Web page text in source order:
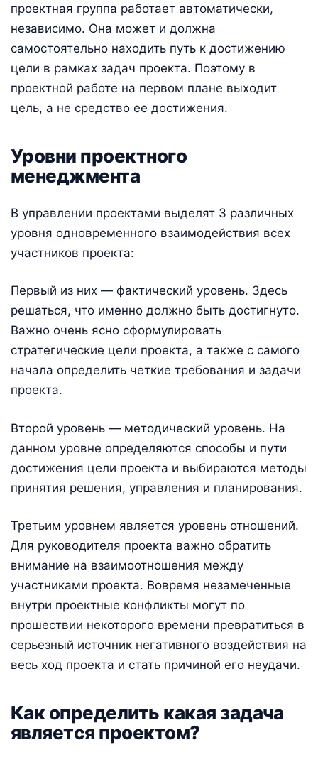
проектная группа работает автоматически,
независимо. Она может и должна
самостоятельно находить путь к достижению
цели в рамках задач проекта. Поэтому в
проектной работе на первом плане выходит
цель, а не средство ее достижения.
Уровни проектного
менеджмента
В управлении проектами выделят 3 различных
уровня одновременного взаимодействия всех
участников проекта:
Первый из них — фактический уровень. Здесь
решаться, что именно должно быть достигнуто.
Важно очень ясно сформулировать
стратегические цели проекта, а также с самого
начала определить четкие требования и задачи
проекта.
Второй уровень — методический уровень. На
данном уровне определяются способы и пути
достижения цели проекта и выбираются методы
принятия решения, управления и планирования.
Третьим уровнем является уровень отношений.
Для руководителя проекта важно обратить
внимание на взаимоотношения между
участниками проекта. Вовремя незамеченные
внутри проектные конфликты могут по
прошествии некоторого времени превратиться в
серьезный источник негативного воздействия на
весь ход проекта и стать причиной его неудачи.
Как определить какая задача
является проектом?